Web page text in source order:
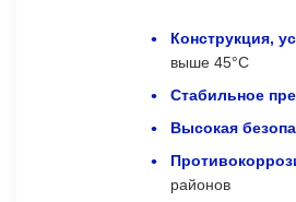
Конструкция,
выше 45°C
Стабильное
Высокая
районов